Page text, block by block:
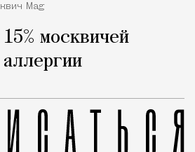
Mag
москвичей